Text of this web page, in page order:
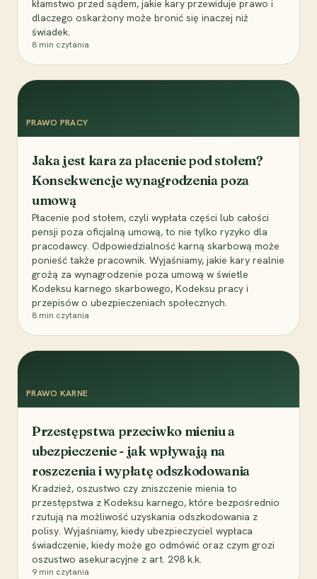
kłamstwo przed sądem, jakie kary przewiduje prawo i
dlaczego oskarżony może bronić się inaczej niż
świadek.
8 min czytania
PRAWO PRACY
Jaka jest kara za płacenie pod stołem?
Konsekwencje wynagrodzenia poza
umową
Płacenie pod stołem, czyli wypłata części lub całości
pensji poza oficjalną umową, to nie tylko ryzyko dla
pracodawcy. Odpowiedzialność karną skarbową może
ponieść także pracownik. Wyjaśniamy, jakie kary realnie
grożą za wynagrodzenie poza umową w świetle
Kodeksu karnego skarbowego, Kodeksu pracy i
przepisów o ubezpieczeniach społecznych.
8 min czytania
PRAWO KARNE
Przestępstwa przeciwko mieniu a
ubezpieczenie - jak wpływają na
roszczenia i wypłatę odszkodowania
Kradzież, oszustwo czy zniszczenie mienia to
przestępstwa z Kodeksu karnego, które bezpośrednio
rzutują na możliwość uzyskania odszkodowania z
polisy. Wyjaśniamy, kiedy ubezpieczyciel wypłaca
świadczenie, kiedy może go odmówić oraz czym grozi
oszustwo asekuracyjne z art. 298 k.k.
9 min czytania